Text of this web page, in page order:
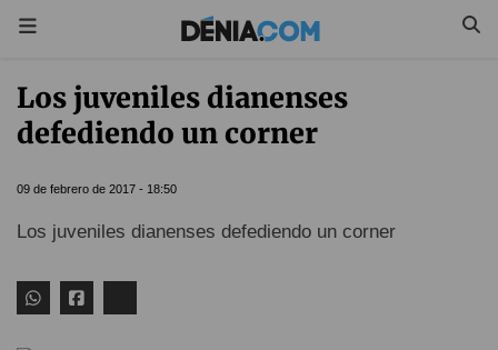
Los juveniles dianenses
defediendo un corner
09 de febrero de 2017 - 18:50
Los juveniles dianenses defediendo un corner